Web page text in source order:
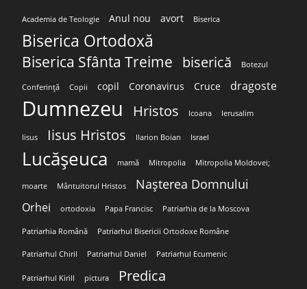
Academia de Teologie Anul nou avort Biserica
Biserica Ortodoxă
Biserica Sfânta Treime biserică Botezul
Conferință Copii copil Coronavirus Cruce dragoste
Dumnezeu Hristos Icoana Ierusalim
Iisus Iisus Hristos Ilarion Boian Israel
Lucășeuca mamă Mitropolia Mitropolia Moldovei;
moarte Mântuitorul Hristos Nașterea Domnului
Orhei ortodoxia Papa Francisc Patriarhia de la Moscova
Patriarhia Română Patriarhul Bisericii Ortodoxe Române
Patriarhul Chiril Patriarhul Daniel Patriarhul Ecumenic
Patriarhul Kirill pictura Predica